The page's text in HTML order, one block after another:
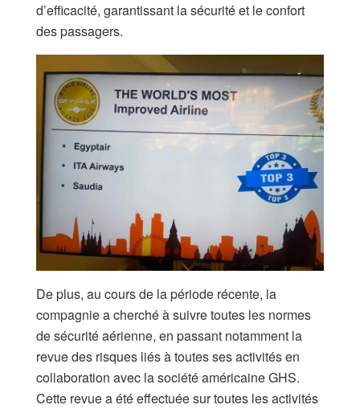
d’efficacité, garantissant la sécurité et le confort
des passagers.
De plus, au cours de la période récente, la
compagnie a cherché à suivre toutes les normes
de sécurité aérienne, en passant notamment la
revue des risques liés à toutes ses activités en
collaboration avec la société américaine GHS.
Cette revue a été effectuée sur toutes les activités